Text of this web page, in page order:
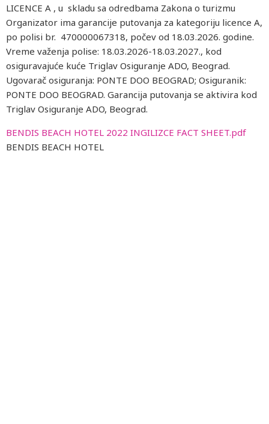
LICENCE A , u skladu sa odredbama Zakona o turizmu
Organizator ima garancije putovanja za kategoriju licence A,
po polisi br. 470000067318, počev od 18.03.2026. godine.
Vreme važenja polise: 18.03.2026-18.03.2027., kod
osiguravajuće kuće Triglav Osiguranje ADO, Beograd.
Ugovarač osiguranja: PONTE DOO BEOGRAD; Osiguranik:
PONTE DOO BEOGRAD. Garancija putovanja se aktivira kod
Triglav Osiguranje ADO, Beograd.
BENDIS BEACH HOTEL 2022 INGILIZCE FACT SHEET.pdf
BENDIS BEACH HOTEL